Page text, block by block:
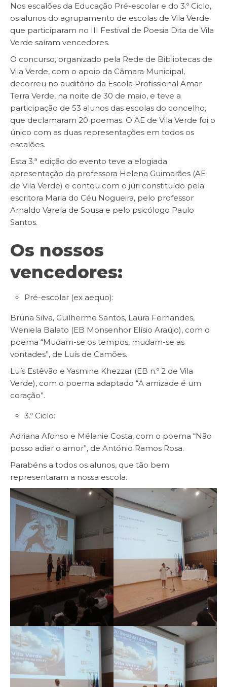
Nos escalões da Educação Pré-escolar e do 3.º Ciclo,
os alunos do agrupamento de escolas de Vila Verde
que participaram no III Festival de Poesia Dita de Vila
Verde saíram vencedores.
O concurso, organizado pela Rede de Bibliotecas de
Vila Verde, com o apoio da Câmara Municipal,
decorreu no auditório da Escola Profissional Amar
Terra Verde, na noite de 30 de maio, e teve a
participação de 53 alunos das escolas do concelho,
que declamaram 20 poemas. O AE de Vila Verde foi o
único com as duas representações em todos os
escalões.
Esta 3.ª edição do evento teve a elogiada
apresentação da professora Helena Guimarães (AE
de Vila Verde) e contou com o júri constituído pela
escritora Maria do Céu Nogueira, pelo professor
Arnaldo Varela de Sousa e pelo psicólogo Paulo
Santos.
Os nossos
vencedores:
Pré-escolar (ex aequo):
Bruna Silva, Guilherme Santos, Laura Fernandes,
Weniela Balato (EB Monsenhor Elísio Araújo), com o
poema “Mudam-se os tempos, mudam-se as
vontades”, de Luís de Camões.
Luís Estêvão e Yasmine Khezzar (EB n.º 2 de Vila
Verde), com o poema adaptado “A amizade é um
coração”.
3.º Ciclo:
Adriana Afonso e Mélanie Costa, com o poema “Não
posso adiar o amor”, de António Ramos Rosa.
Parabéns a todos os alunos, que tão bem
representaram a nossa escola.